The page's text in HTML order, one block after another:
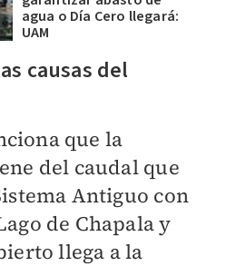
agua o Día Cero llegará:
UAM
causas del
que la
del caudal que
Antiguo con
de Chapala y
llega a la